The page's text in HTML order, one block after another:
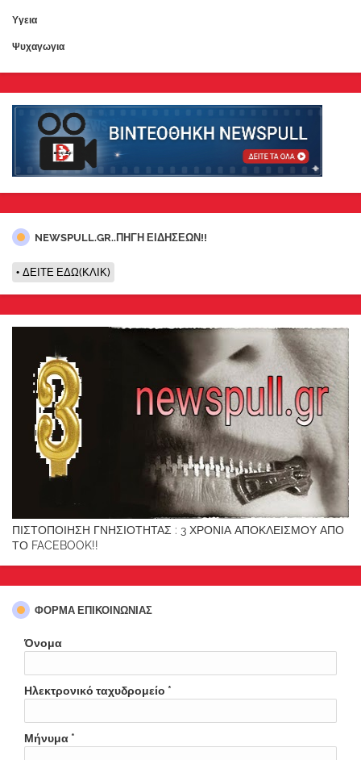
Υγεια
Ψυχαγωγια
NEWSPULL.GR..ΠΗΓΗ ΕΙΔΗΣΕΩΝ!!
ΔΕΙΤΕ ΕΔΩ(ΚΛΙΚ)
ΠΙΣΤΟΠΟΙΗΣΗ ΓΝΗΣΙΟΤΗΤΑΣ : 3 ΧΡΟΝΙΑ ΑΠΟΚΛΕΙΣΜΟΥ ΑΠΟ
ΤΟ FACEBOOK!!
ΦΌΡΜΑ ΕΠΙΚΟΙΝΩΝΊΑΣ
Όνομα
Ηλεκτρονικό ταχυδρομείο *
Μήνυμα *